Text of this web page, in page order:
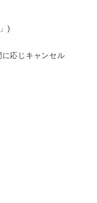
)
応じキャンセル